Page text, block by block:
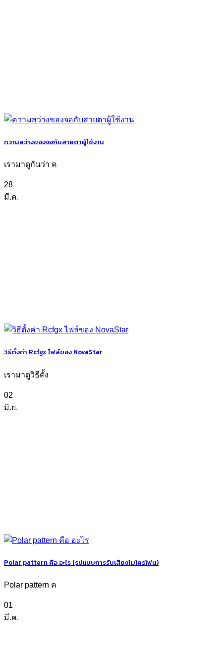
ความสว่างของจอกับสายตาผู้ใช้งาน
เรามาดูกันว่า ค
28
มี.ค.
วิธีตั้งค่า Rcfgx ไฟล์ของ NovaStar
เรามาดูวิธีตั้ง
02
มิ.ย.
Polar pattern คือ อะไร (รูปแบบการรับเสียงไมโครโฟน)
Polar pattern ค
01
มี.ค.